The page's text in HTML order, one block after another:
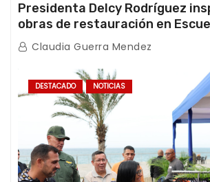
Presidenta Delcy Rodríguez
obras de restauración en
afectaciones sísmicas en La
Claudia Guerra Mendez
DESTACADO NOTICIAS